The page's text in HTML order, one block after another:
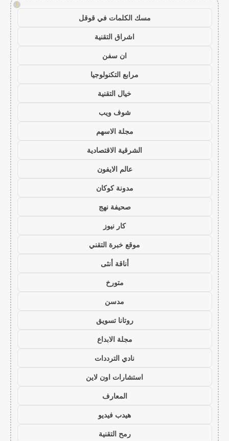
!
مسك الكلمات في قوقل
اشراق التقنية
ان سفن
مرابع التكنولوجيا
خيال التقنية
شوف ويب
مجلة الاسهم
الشرقية الاقتصادية
عالم الايفون
مدونة كوكان
صحيفة نهج
كار نيوز
موقع خبرة التقني
أناقة أنثى
متورخ
مدسن
روتانا تسويق
مجلة الابداع
نادي الترددات
استشارات اون لاين
المعارف
هيدب فيديو
رمح التقنية